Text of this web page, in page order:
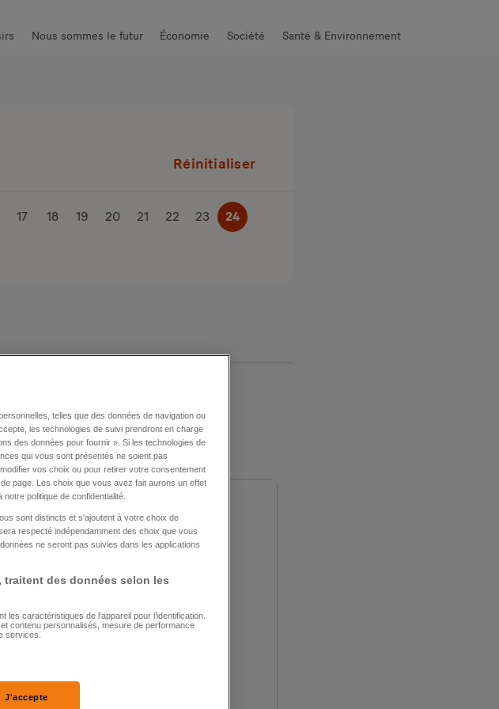
Nous sommes le futur Économie Société Santé & Environnement
Réinitialiser
17 18 19 20 21 22 23 24
ITALIE
Photographié avec un
telles que des données de navigation ou
les technologies de suivi prendront en charge
des données pour fournir ». Si les technologies de
qui vous sont présentés ne soient pas
vos choix ou pour retirer votre consentement
page. Les choix que vous avez fait aurons un effet
politique de confidentialité.
sont distincts et s'ajoutent à votre choix de
respecté indépendamment des choix que vous
ne seront pas suivies dans les applications
traitent des données selon les
caractéristiques de l’appareil pour l’identification.
contenu personnalisés, mesure de performance
services.
J'accepte